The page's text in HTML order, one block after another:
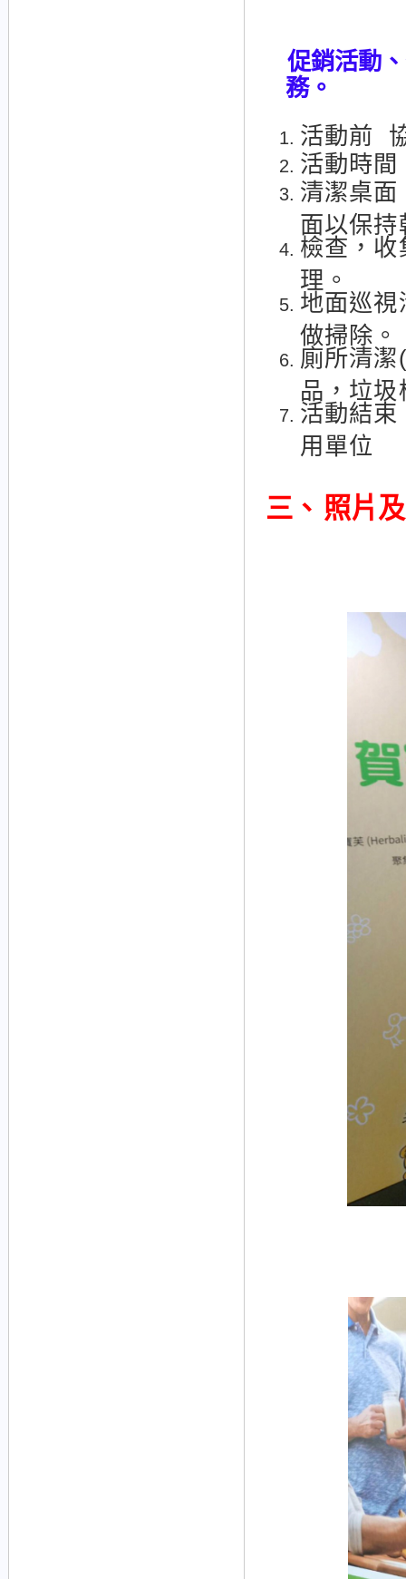
促銷活動
務。
活動前
活動時
清潔桌
面以保持
檢查，
理。
地面巡
做掃除。
廁所清
品，垃
活動結
用單位
三、 照片